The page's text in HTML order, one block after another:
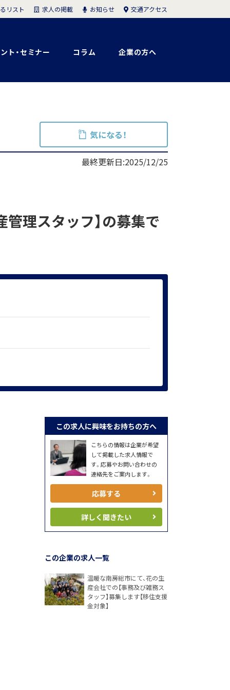
ト・セミナー コラム 企業の方へ
リスト 求人の掲載 お知らせ 交通アクセス
気になる！
最終更新日:2025/12/25
管理スタッフ】の募集で
この求人に興味をお持ちの方へ
こちらの情報は企業が希望
して掲載した求人情報で
す。応募やお問い合わせの
連絡先をご案内します。
応募する
詳しく聞きたい
この企業の求人一覧
温暖な南房総市にて、花の生
産会社での【事務及び雑務ス
タッフ】募集します【移住支援
金対象】